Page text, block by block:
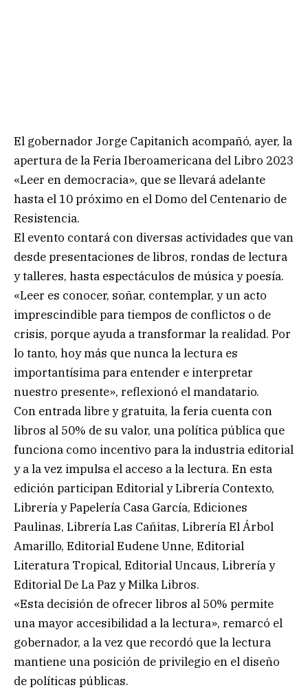
El gobernador Jorge Capitanich acompañó, ayer, la
apertura de la Feria Iberoamericana del Libro 2023
«Leer en democracia», que se llevará adelante
hasta el 10 próximo en el Domo del Centenario de
Resistencia.
El evento contará con diversas actividades que van
desde presentaciones de libros, rondas de lectura
y talleres, hasta espectáculos de música y poesía.
«Leer es conocer, soñar, contemplar, y un acto
imprescindible para tiempos de conflictos o de
crisis, porque ayuda a transformar la realidad. Por
lo tanto, hoy más que nunca la lectura es
importantísima para entender e interpretar
nuestro presente», reflexionó el mandatario.
Con entrada libre y gratuita, la feria cuenta con
libros al 50% de su valor, una política pública que
funciona como incentivo para la industria editorial
y a la vez impulsa el acceso a la lectura. En esta
edición participan Editorial y Librería Contexto,
Librería y Papelería Casa García, Ediciones
Paulinas, Librería Las Cañitas, Librería El Árbol
Amarillo, Editorial Eudene Unne, Editorial
Literatura Tropical, Editorial Uncaus, Librería y
Editorial De La Paz y Milka Libros.
«Esta decisión de ofrecer libros al 50% permite
una mayor accesibilidad a la lectura», remarcó el
gobernador, a la vez que recordó que la lectura
mantiene una posición de privilegio en el diseño
de políticas públicas.